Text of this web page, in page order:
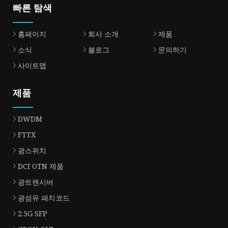
빠른 탐색
홈페이지 회사 소개
제품
소식
블로그
문의하기
사이트맵
제품
DWDM
FTTX
광스위치
DCI OTN 제품
광트랜시버
광섬유 패치코드
2.5G SFP